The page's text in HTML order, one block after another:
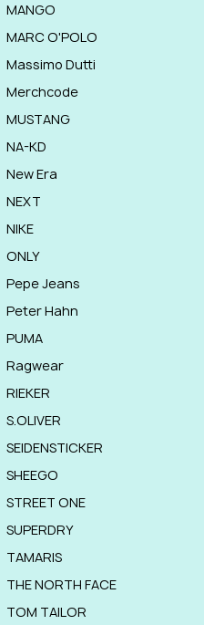
MANGO
MARC O'POLO
Massimo Dutti
Merchcode
MUSTANG
NA-KD
New Era
NEXT
NIKE
ONLY
Pepe Jeans
Peter Hahn
PUMA
Ragwear
RIEKER
S.OLIVER
SEIDENSTICKER
SHEEGO
STREET ONE
SUPERDRY
TAMARIS
THE NORTH FACE
TOM TAILOR